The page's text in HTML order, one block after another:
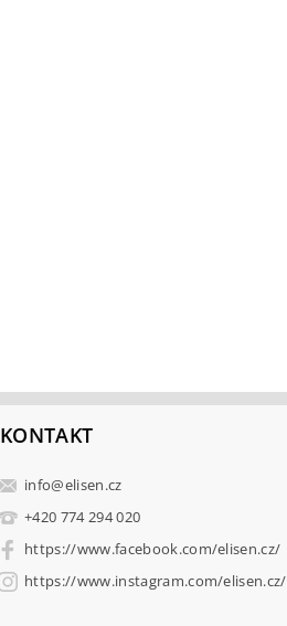
KONTAKT
info@elisen.cz
+420 774 294 020
https://www.facebook.com/elisen.cz/
https://www.instagram.com/elisen.cz/